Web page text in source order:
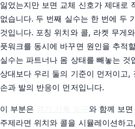
잃었는지만 보면 교체 신호가 제대로
없습니다. 두 번째 실수는 한 번에 두
것입니다. 포칭 위치와 콜, 라켓 무게
풋워크를 동시에 바꾸면 원인을 추적
실수는 파트너나 몸 상태를 빼놓는 것
상대보다 우리 둘의 기준이 먼저이고,
손과 발의 반응이 먼저입니다.
이 부분은
와 함께 보
주제라면 위치와 콜을 시뮬레이션하